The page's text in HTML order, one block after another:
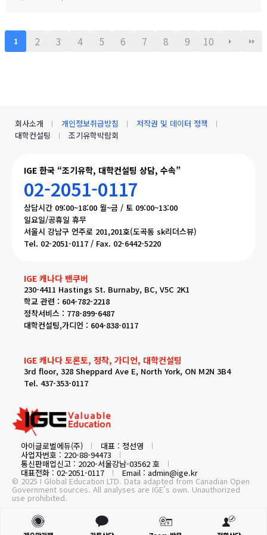
GE (I Global Education)
1 2 3 4 5 6 7 8 9 10
IGE 한국 “조기유학, 대학컨설팅 상담, 수속”
02-2051-0117
상담시간 09:00~18:00 월~금 / 토 09:00~13:00
일요일/공휴일 휴무
서울시 강남구 언주로 201,201호(도곡동 sk리더스뷰)
Tel. 02-2051-0117 / Fax. 02-6442-5220
IGE 캐나다 밴쿠버
230-4411 Hastings St. Burnaby, BC, V5C 2K1
학교 관련 : 604-782-2218
정착서비스 : 778-899-6487
대학컨설팅,가디언 : 604-838-0117
IGE 캐나다 토론토, 정착, 가디언, 대학컨설팅
3rd floor, 328 Sheppard Ave E, North York, ON M2N 3B4
Tel. 437-353-0117
아이글로벌에듀(주) 대표 : 정선영
사업자번호 : 220-88-94473
통신판매업신고 : 2020-서울강남-03562 호
대표전화 : 02-2051-0117 Email : admin@ige.kr
회사소개 개인정보취급방침
저작권 및 데이터 정책
대학컨설팅
조기유학박람회
© 2025 I Global Education LTD. Data adapted from Canadian Open
Government sources. All analyses are IGE's own. Unauthorized
use prohibited.